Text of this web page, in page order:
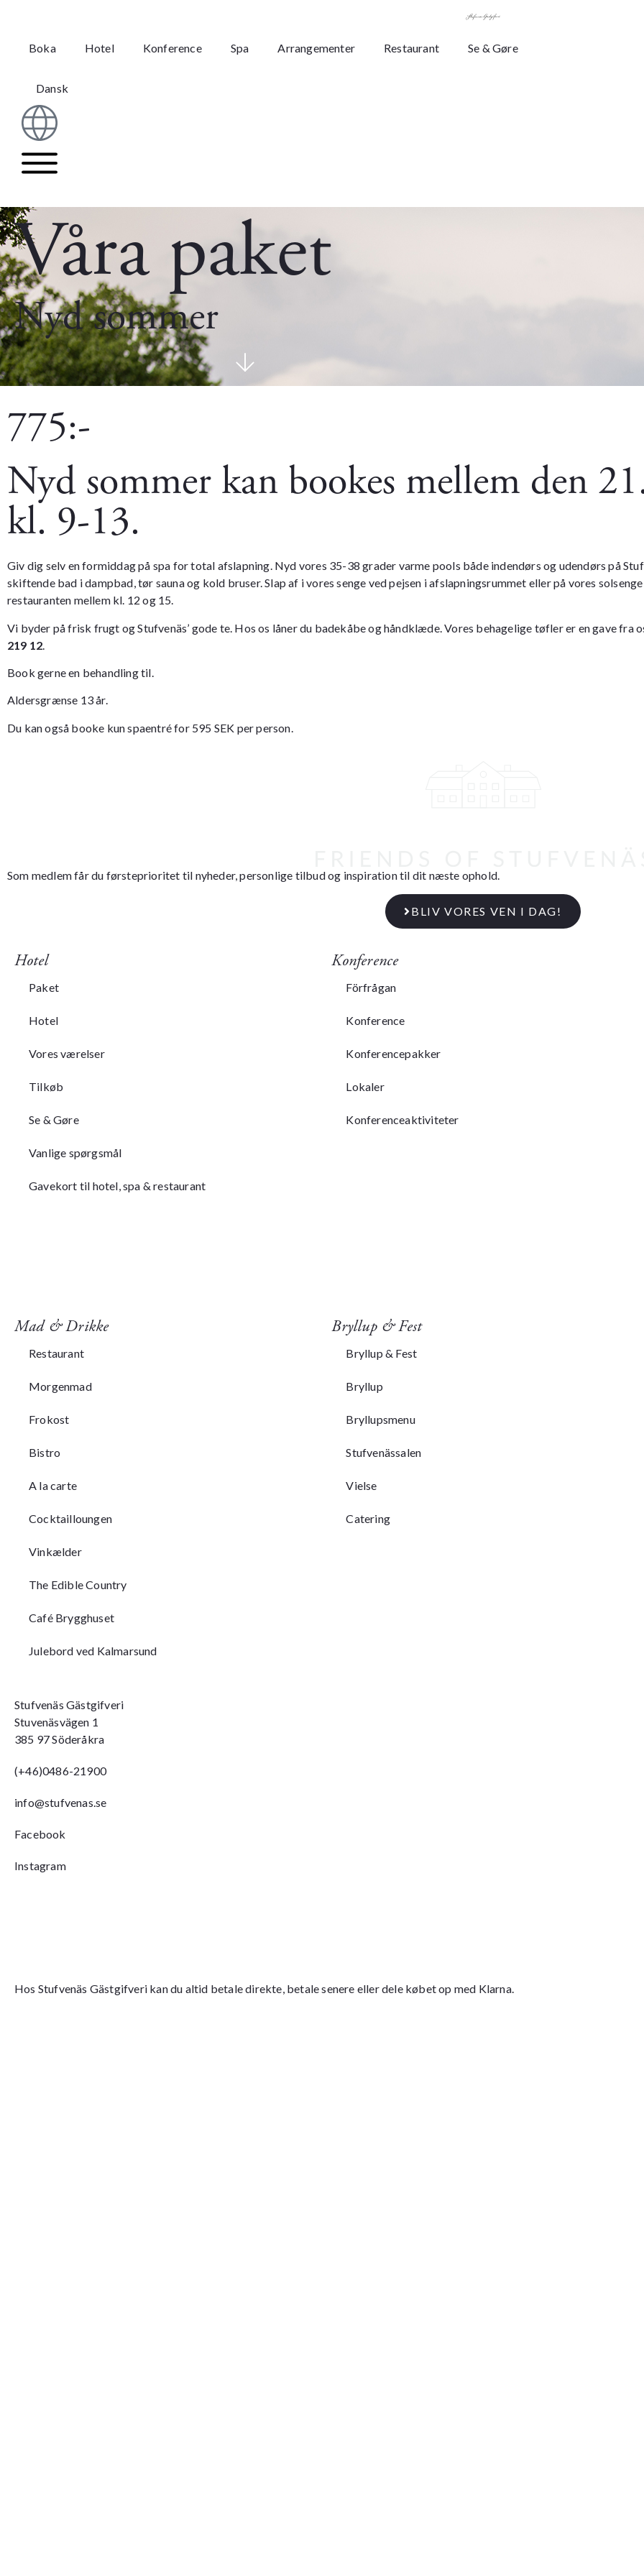
Boka Hotel Konference Spa Arrangementer Restaurant Se & Gøre
Dansk
Våra paket
Nyd sommer
775:-
Nyd sommer kan bookes mellem den
kl. 9-13.
Giv dig selv en formiddag på spa for total afslapning. Nyd vores 35-38 grader varme pools både indendørs og udendørs på
skiftende bad i dampbad, tør sauna og kold bruser. Slap af i vores senge ved pejsen i afslapningsrummet eller på vores
restauranten mellem kl. 12 og 15.
Vi byder på frisk frugt og Stufvenäs’ gode te. Hos os låner du badekåbe og håndklæde. Vores behagelige tøfler er en gave fra
219 12
Book gerne en behandlingtil.
Aldersgrænse 13 år.
Du kan også booke kun spaentré for 595 SEK per person.
Som medlem får du førsteprioritet til nyheder, personlige tilbud og inspiration til dit næste ophold.
BLIV VORES VEN I DAG!
Hotel
Paket
Hotel
Vores værelser
Tilkøb
Se & Gøre
Vanlige spørgsmål
Gavekort til hotel, spa & restaurant​
Konference
Förfrågan
Konference
Konferencepakker
Lokaler
Konferenceaktiviteter
Mad & Drikke
Restaurant
Morgenmad
Frokost
Bistro
A la carte
Cocktailloungen
Vinkælder
The Edible Country
Café Brygghuset
Julebord ved Kalmarsund
Bryllup & Fest
Bryllup & Fest
Bryllup
Bryllupsmenu
Stufvenässalen
Vielse
Catering
Stufvenäs Gästgifveri
Stuvenäsvägen 1
385 97 Söderåkra
(+46)0486-21900
info@stufvenas.se
Facebook
Instagram
Hos Stufvenäs Gästgifveri kan du altid betale direkte, betale senere eller dele købet op med Klarna.